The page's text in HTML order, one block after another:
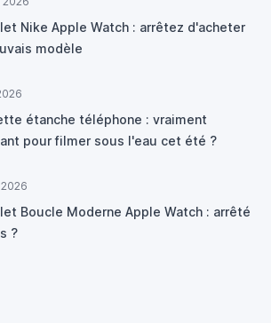
Nike Apple Watch : arrêtez d'acheter
modèle
étanche téléphone : vraiment
pour filmer sous l'eau cet été ?
Boucle Moderne Apple Watch : arrêté
?